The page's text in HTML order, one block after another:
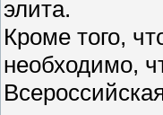
элита.
Кроме того,
необходимо,